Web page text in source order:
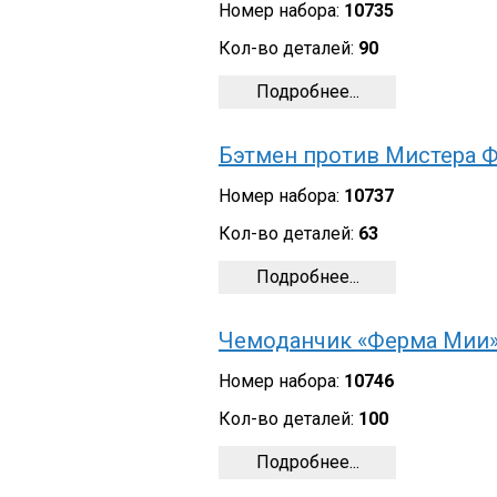
Номер набора: 10735
Кол-во деталей: 90
Подробнее...
Бэтмен против Мистера
Номер набора: 10737
Кол-во деталей: 63
Подробнее...
Чемоданчик «Ферма
Номер набора: 10746
Кол-во деталей: 100
Подробнее...